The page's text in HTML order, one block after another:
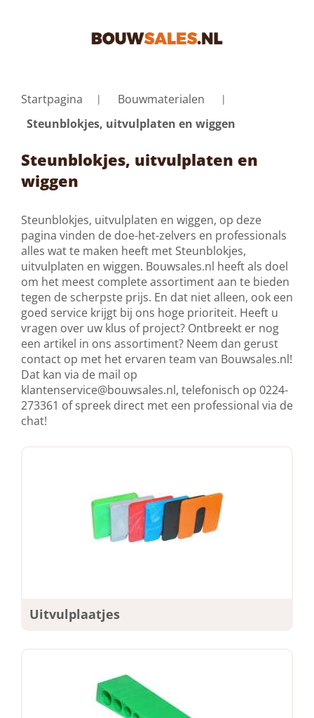
Startpagina
Bouwmaterialen
Steunblokjes, uitvulplaten en wiggen
Steunblokjes, uitvulplaten en
wiggen
Steunblokjes, uitvulplaten en wiggen, op deze
pagina vinden de doe-het-zelvers en professionals
alles wat te maken heeft met Steunblokjes,
uitvulplaten en wiggen. Bouwsales.nl heeft als doel
om het meest complete assortiment aan te bieden
tegen de scherpste prijs. En dat niet alleen, ook een
goed service krijgt bij ons hoge prioriteit. Heeft u
vragen over uw klus of project? Ontbreekt er nog
een artikel in ons assortiment? Neem dan gerust
contact op met het ervaren team van Bouwsales.nl!
Dat kan via de mail op
klantenservice@bouwsales.nl, telefonisch op 0224-
273361 of spreek direct met een professional via de
chat!
Uitvulplaatjes